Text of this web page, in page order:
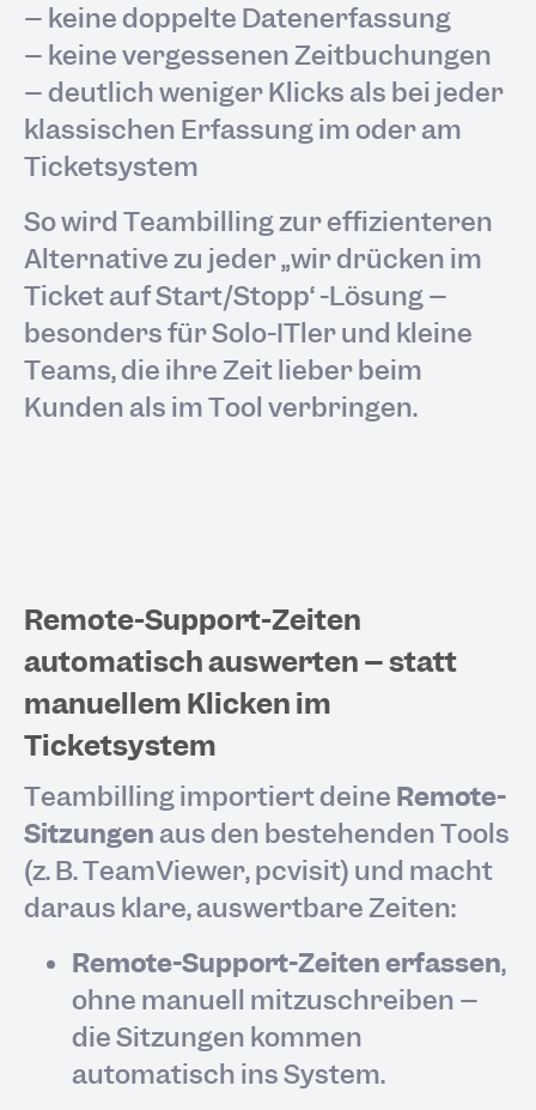
– keine doppelte Datenerfassung
– keine vergessenen Zeitbuchungen
– deutlich weniger Klicks als bei jeder
klassischen Erfassung im oder am
Ticketsystem
So wird Teambilling zur effizienteren
Alternative zu jeder „wir drücken im
Ticket auf Start/Stopp“-Lösung –
besonders für Solo-ITler und kleine
Teams, die ihre Zeit lieber beim
Kunden als im Tool verbringen.
Remote-Support-Zeiten
automatisch auswerten – statt
manuellem Klicken im
Ticketsystem
Teambilling importiert deine Remote-
Sitzungenaus den bestehenden Tools
(z. B. TeamViewer, pcvisit) und macht
daraus klare, auswertbare Zeiten:
Remote-Support-Zeiten erfassen,
ohne manuell mitzuschreiben –
die Sitzungen kommen
automatisch ins System.